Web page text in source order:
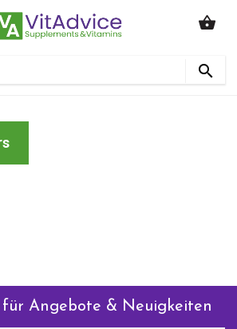
für Angebote & Neuigkeiten